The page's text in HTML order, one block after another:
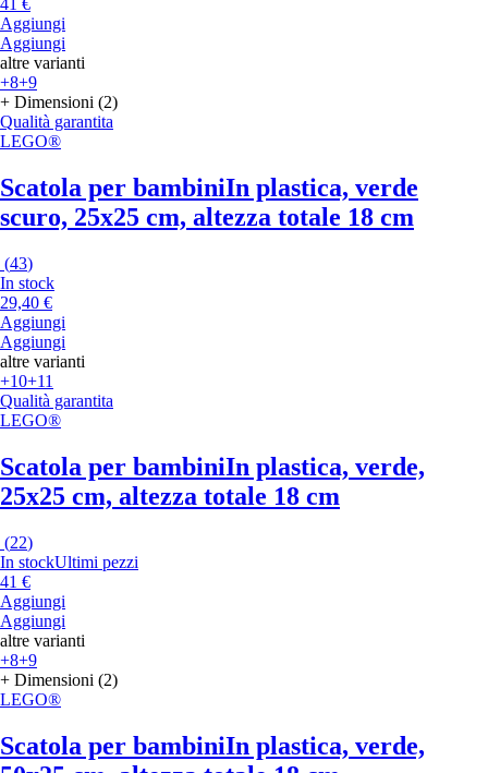
41 €
Aggiungi
Aggiungi
altre varianti
+8+9
+ Dimensioni (2)
Qualità garantita
LEGO®
Scatola per bambiniIn plastica, verde
scuro, 25x25 cm, altezza totale 18 cm
(43)
In stock
29,40 €
Aggiungi
Aggiungi
altre varianti
+10+11
Qualità garantita
LEGO®
Scatola per bambiniIn plastica, verde,
25x25 cm, altezza totale 18 cm
(22)
In stockUltimi pezzi
41 €
Aggiungi
Aggiungi
altre varianti
+8+9
+ Dimensioni (2)
LEGO®
Scatola per bambiniIn plastica, verde,